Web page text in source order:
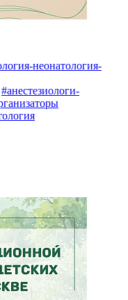
неонатология-
#анестезиологи-